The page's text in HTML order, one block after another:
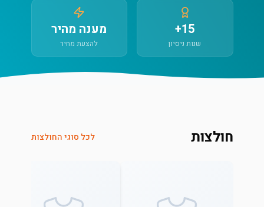
15+
שנות ניסיון
מענה מהיר
להצעת מחיר
חולצות לכל סוגי החולצות